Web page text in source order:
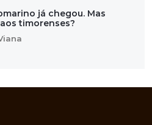
já chegou. Mas
timorenses?